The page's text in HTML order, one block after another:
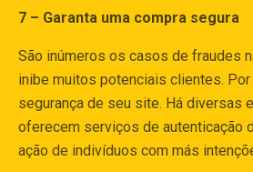
7 – Garanta uma compra segura
São inúmeros os casos de fraudes
inibe muitos potenciais clientes.
segurança de seu site. Há diversas
oferecem serviços de autenticação
ação de indivíduos com más